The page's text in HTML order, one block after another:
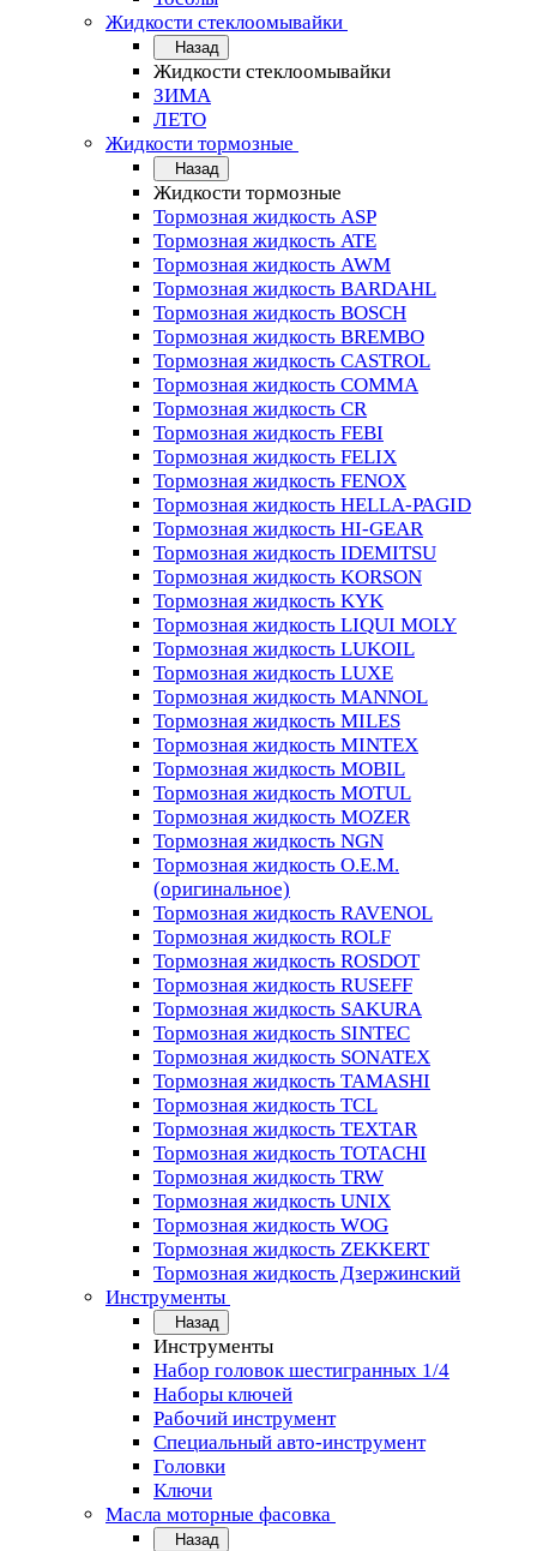
Жидкости стеклоомывайки
Назад
Жидкости стеклоомывайки
ЗИМА
ЛЕТО
Жидкости тормозные
Назад
Жидкости тормозные
Тормозная жидкость ASP
Тормозная жидкость ATE
Тормозная жидкость AWM
Тормозная жидкость BARDAHL
Тормозная жидкость BOSCH
Тормозная жидкость BREMBO
Тормозная жидкость CASTROL
Тормозная жидкость COMMA
Тормозная жидкость CR
Тормозная жидкость FEBI
Тормозная жидкость FELIX
Тормозная жидкость FENOX
Тормозная жидкость HELLA-PAGID
Тормозная жидкость HI-GEAR
Тормозная жидкость IDEMITSU
Тормозная жидкость KORSON
Тормозная жидкость KYK
Тормозная жидкость LIQUI MOLY
Тормозная жидкость LUKOIL
Тормозная жидкость LUXE
Тормозная жидкость MANNOL
Тормозная жидкость MILES
Тормозная жидкость MINTEX
Тормозная жидкость MOBIL
Тормозная жидкость MOTUL
Тормозная жидкость MOZER
Тормозная жидкость NGN
Тормозная жидкость O.E.M.
(оригинальное)
Тормозная жидкость RAVENOL
Тормозная жидкость ROLF
Тормозная жидкость ROSDOT
Тормозная жидкость RUSEFF
Тормозная жидкость SAKURA
Тормозная жидкость SINTEC
Тормозная жидкость SONATEX
Тормозная жидкость TAMASHI
Тормозная жидкость TCL
Тормозная жидкость TEXTAR
Тормозная жидкость TOTACHI
Тормозная жидкость TRW
Тормозная жидкость UNIX
Тормозная жидкость WOG
Тормозная жидкость ZEKKERT
Тормозная жидкость Дзержинский
Инструменты
Назад
Инструменты
Набор головок шестигранных 1/4
Наборы ключей
Рабочий инструмент
Специальный авто-инструмент
Головки
Ключи
Масла моторные фасовка
Назад